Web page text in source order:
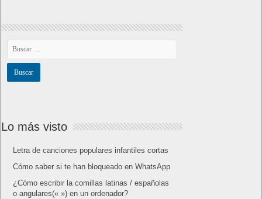
Lo más visto
Letra de canciones populares infantiles cortas
Cómo saber si te han bloqueado en WhatsApp
¿Cómo escribir la comillas latinas / españolas
o angulares(« ») en un ordenador?